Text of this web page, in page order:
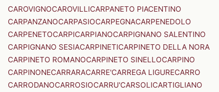
CAROVIGNOCAROVILLICARPANETO PIACENTINO
CARPANZANOCARPASIOCARPEGNACARPENEDOLO
CARPENETOCARPICARPIANOCARPIGNANO SALENTINO
CARPIGNANO SESIACARPINETICARPINETO DELLA NORA
CARPINETO ROMANOCARPINETO SINELLOCARPINO
CARPINONECARRARACARRE'CARREGA LIGURECARRO
CARRODANOCARROSIOCARRU'CARSOLICARTIGLIANO